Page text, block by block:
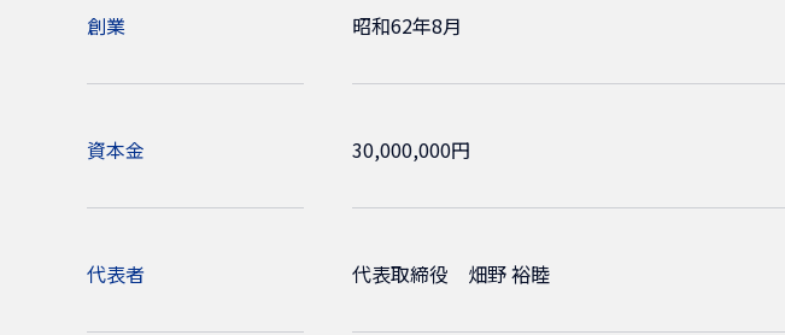
創業 昭和62年8月
資本金 30,000,000円
代表者 代表取締役 畑野 裕睦